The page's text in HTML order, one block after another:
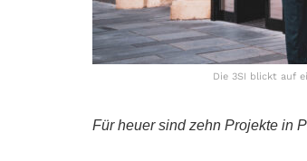
Die 3SI blickt auf
Für heuer sind zehn Projekte in